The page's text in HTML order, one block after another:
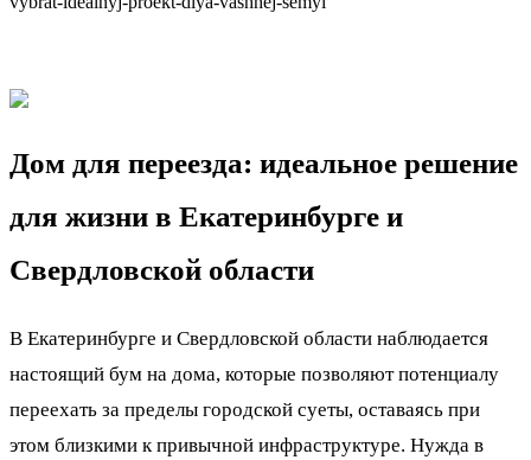
Дом для переезда: идеальное решение
для жизни в Екатеринбурге и
Свердловской области
В Екатеринбурге и Свердловской области наблюдается
настоящий бум на дома, которые позволяют потенциалу
переехать за пределы городской суеты, оставаясь при
этом близкими к привычной инфраструктуре. Нужда в